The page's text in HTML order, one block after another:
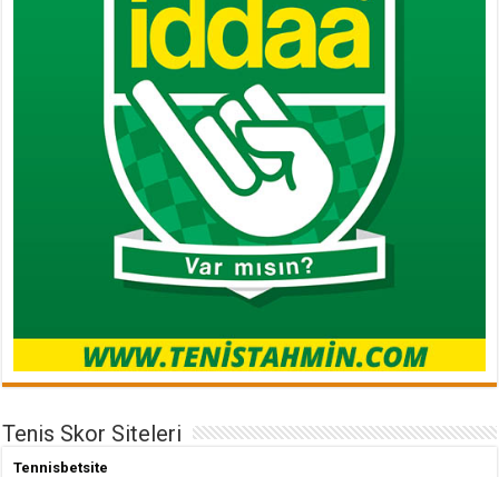
Tenis Skor Siteleri
Tennisbetsite